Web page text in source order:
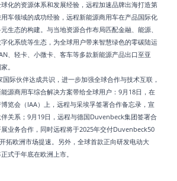
化的资源体系和发展经验，远程加速品牌出海打造第
车领域的成功经验，远程新能源商用车在产品国际化
生态的构建。与当地资源合作布局匹配金融、能源、
化系统等生态，为全球用户带来智慧绿色的零碳陆运
、轻卡、小微卡、客车等多款新能源产品出口至亚
。
际伙伴达成共识，进一步加强全球合作与技术互联，
源商用车综合解决方案带给全球用户：9月18日，在
览会（IAA）上，远程与采埃孚签署合作备忘录，宣
关系；9月19日，远程与德国Duvenbeck集团签署合
业务合作，同时远程将于2025年交付Duvenbeck50
拓欧洲市场提速。另外，全球首款正向研发电动大
式于年底在欧洲上市。